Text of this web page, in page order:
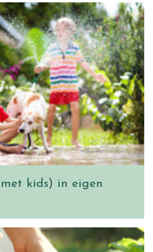
kids) in eigen